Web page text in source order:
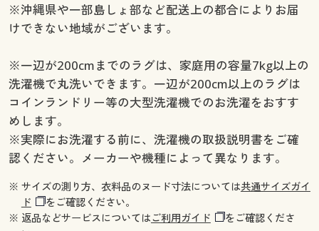
※沖縄県や一部島しょ部など配送上の都合によりお届
けできない地域がございます。
※一辺が200cmまでのラグは、家庭用の容量7kg以上の
洗濯機で丸洗いできます。一辺が200cm以上のラグは
コインランドリー等の大型洗濯機でのお洗濯をおすす
めします。
※実際にお洗濯する前に、洗濯機の取扱説明書をご確
認ください。メーカーや機種によって異なります。
※ サイズの測り方、衣料品のヌード寸法については共通サイズガイ
ド
をご確認ください。
※ 返品などサービスについてはご利用ガイド
をご確認くださ